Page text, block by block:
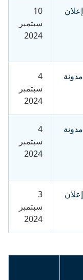
إعلان
10
سبتمبر
2024
مدونة
سبتمبر
2024
مدونة
سبتمبر
2024
إعلان
سبتمبر
2024